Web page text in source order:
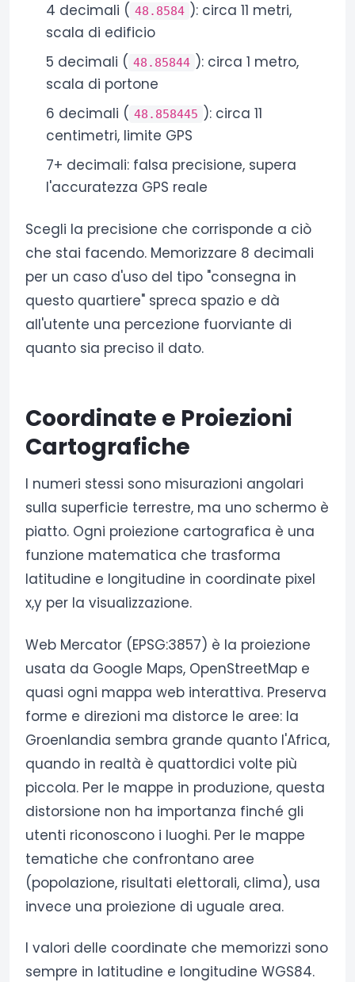
4 decimali ( 48.8584 ): circa 11 metri,
scala di edificio
5 decimali ( 48.85844 ): circa 1 metro,
scala di portone
6 decimali ( 48.858445 ): circa 11
centimetri, limite GPS
7+ decimali: falsa precisione, supera
l'accuratezza GPS reale
Scegli la precisione che corrisponde a ciò
che stai facendo. Memorizzare 8 decimali
per un caso d'uso del tipo "consegna in
questo quartiere" spreca spazio e dà
all'utente una percezione fuorviante di
quanto sia preciso il dato.
Coordinate e Proiezioni
Cartografiche
I numeri stessi sono misurazioni angolari
sulla superficie terrestre, ma uno schermo è
piatto. Ogni proiezione cartografica è una
funzione matematica che trasforma
latitudine e longitudine in coordinate pixel
x,y per la visualizzazione.
Web Mercator (EPSG:3857) è la proiezione
usata da Google Maps, OpenStreetMap e
quasi ogni mappa web interattiva. Preserva
forme e direzioni ma distorce le aree: la
Groenlandia sembra grande quanto l'Africa,
quando in realtà è quattordici volte più
piccola. Per le mappe in produzione, questa
distorsione non ha importanza finché gli
utenti riconoscono i luoghi. Per le mappe
tematiche che confrontano aree
(popolazione, risultati elettorali, clima), usa
invece una proiezione di uguale area.
I valori delle coordinate che memorizzi sono
sempre in latitudine e longitudine WGS84.